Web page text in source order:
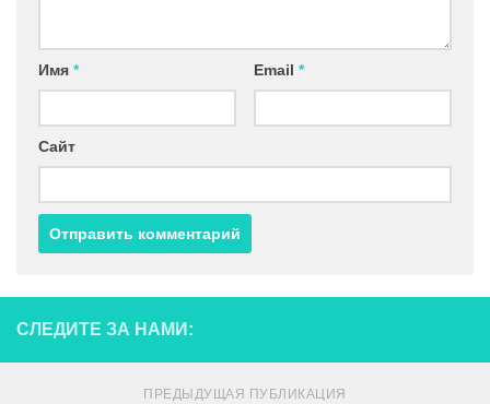
Имя * Email *
Сайт
СЛЕДИТЕ ЗА НАМИ:
ПРЕДЫДУЩАЯ ПУБЛИКАЦИЯ